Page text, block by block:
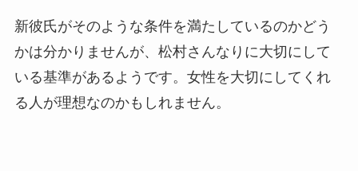
新彼氏がそのような条件を満たしているのかどう
かは分かりませんが、松村さんなりに大切にして
いる基準があるようです。女性を大切にしてくれ
る人が理想なのかもしれません。